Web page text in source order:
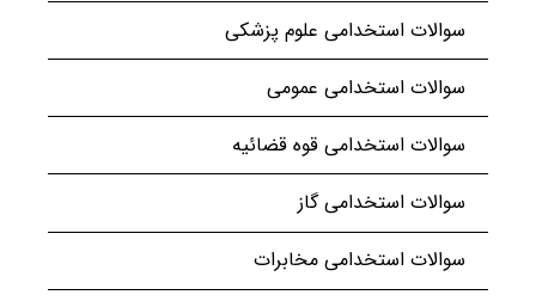
سوالات استخدامی علوم پزشکی
سوالات استخدامی عمومی
سوالات استخدامی قوه قضائیه
سوالات استخدامی گاز
سوالات استخدامی مخابرات